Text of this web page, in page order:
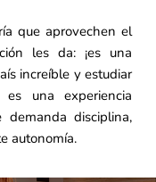
que aprovechen el
les da: ¡es una
increíble y estudiar
una experiencia
disciplina,
autonomía.